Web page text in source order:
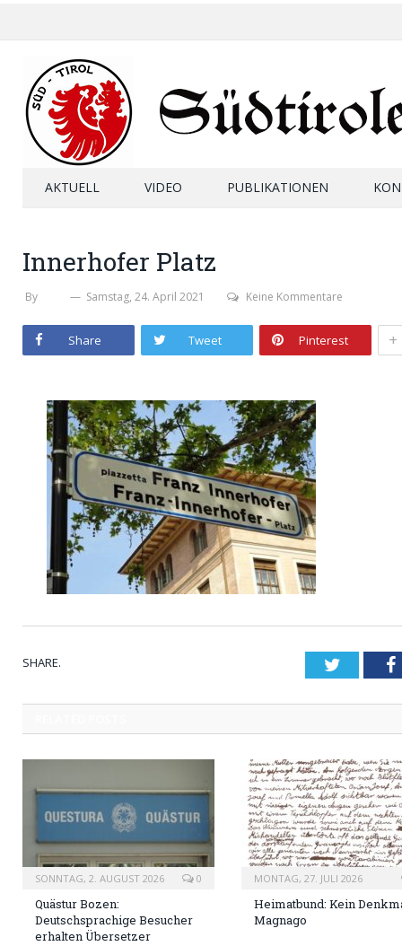
AKTUELL VIDEO PUBLIKATIONEN
Innerhofer Platz
By Samstag, 24. April 2021 Keine Kommentare
Share Tweet Pinterest +
SHARE. Twitter
SONNTAG, 2. AUGUST 2026 0
Quästur Bozen:
Deutschsprachige Besucher
erhalten Übersetzer
MONTAG, 27. JULI 2026
Heimatbund: Kein
Magnago